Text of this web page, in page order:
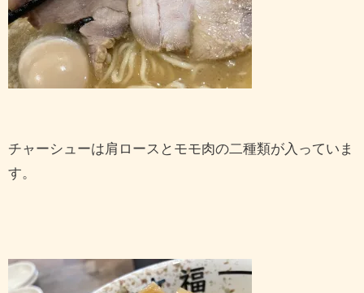
チャーシューは肩ロースとモモ肉の二種類が入っていま
す。